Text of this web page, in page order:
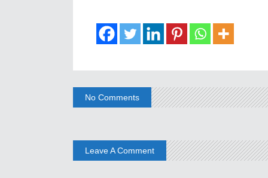
No Comments
Leave A Comment